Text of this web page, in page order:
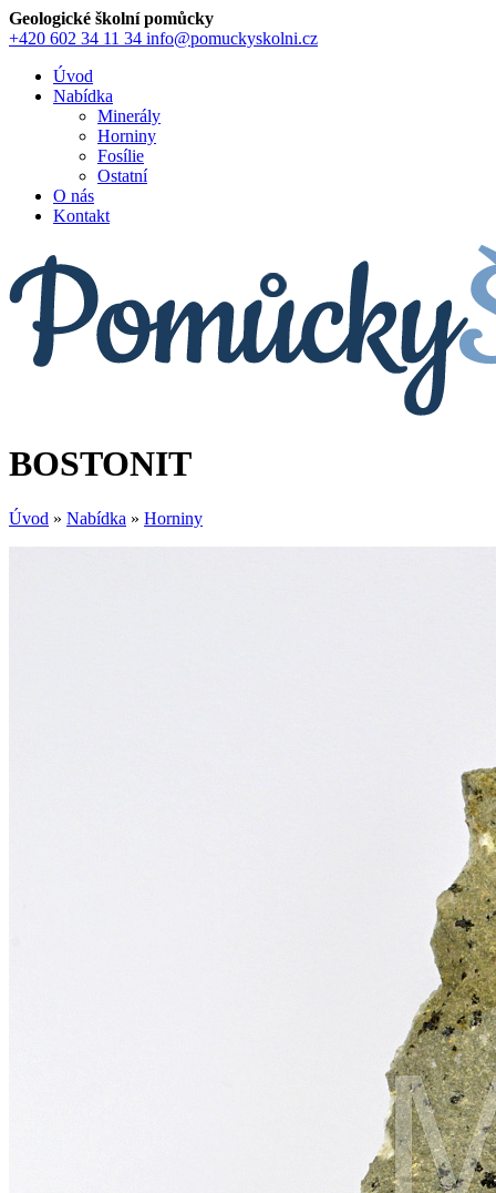
Geologické školní pomůcky
+420 602 34 11 34 info@pomuckyskolni.cz
Úvod
Nabídka
Minerály
Horniny
Fosílie
Ostatní
O nás
Kontakt
BOSTONIT
Úvod » Nabídka » Horniny